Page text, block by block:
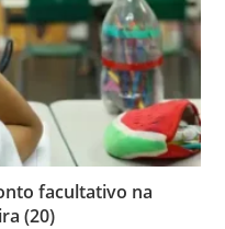
facultativo na
(20)